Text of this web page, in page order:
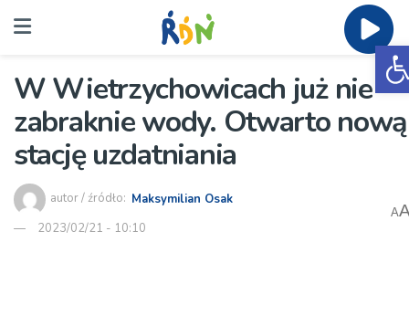
W Wietrzychowicach już nie
zabraknie wody. Otwarto nową
stację uzdatniania
autor / źródło: Maksymilian Osak
2023/02/21 - 10:10
A